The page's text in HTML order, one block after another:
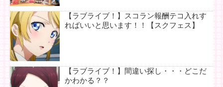
【ラブライブ！】スコラン報酬テコ入れす
ればいいと思います！！【スクフェス】
【ラブライブ！】間違い探し・・・どこだ
かわかる？？